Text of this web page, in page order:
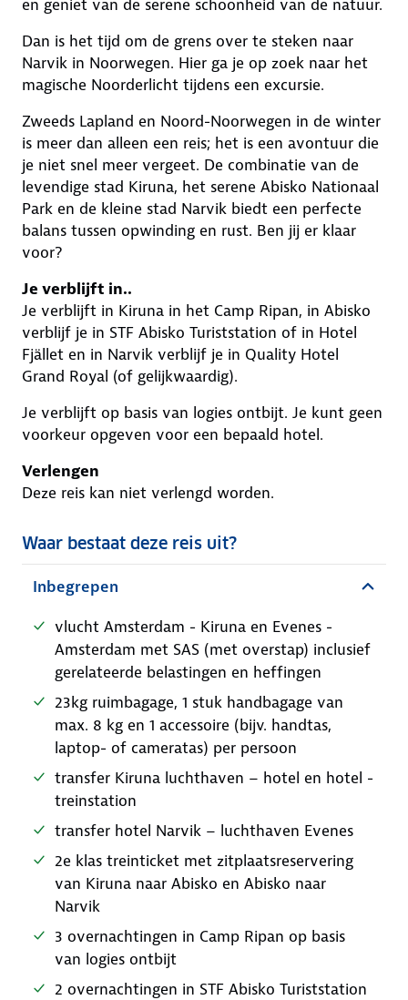
en geniet van de serene schoonheid van de natuur.
Dan is het tijd om de grens over te steken naar
Narvik in Noorwegen. Hier ga je op zoek naar het
magische Noorderlicht tijdens een excursie.
Zweeds Lapland en Noord-Noorwegen in de winter
is meer dan alleen een reis; het is een avontuur die
je niet snel meer vergeet. De combinatie van de
levendige stad Kiruna, het serene Abisko Nationaal
Park en de kleine stad Narvik biedt een perfecte
balans tussen opwinding en rust. Ben jij er klaar
voor?
Je verblijft in..
Je verblijft in Kiruna in het Camp Ripan, in Abisko
verblijf je in STF Abisko Turiststation of in Hotel
Fjället en in Narvik verblijf je in Quality Hotel
Grand Royal (of gelijkwaardig).
Je verblijft op basis van logies ontbijt. Je kunt geen
voorkeur opgeven voor een bepaald hotel.
Verlengen
Deze reis kan niet verlengd worden.
Waar bestaat deze reis uit?
Inbegrepen
vlucht Amsterdam - Kiruna en Evenes -
Amsterdam met SAS (met overstap) inclusief
gerelateerde belastingen en heffingen
23kg ruimbagage, 1 stuk handbagage van
max. 8 kg en 1 accessoire (bijv. handtas,
laptop- of cameratas) per persoon
transfer Kiruna luchthaven – hotel en hotel -
treinstation
transfer hotel Narvik – luchthaven Evenes
2e klas treinticket met zitplaatsreservering
van Kiruna naar Abisko en Abisko naar
Narvik
3 overnachtingen in Camp Ripan op basis
van logies ontbijt
2 overnachtingen in STF Abisko Turiststation